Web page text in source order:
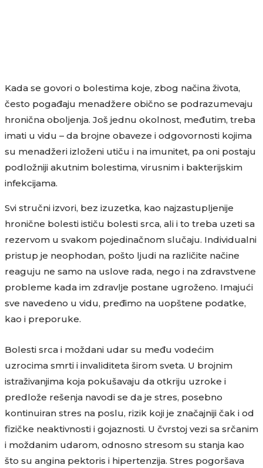
Kada se govori o bolestima koje, zbog načina života,
često pogađaju menadžere obično se podrazumevaju
hronična oboljenja. Još jednu okolnost, međutim, treba
imati u vidu – da brojne obaveze i odgovornosti kojima
su menadžeri izloženi utiču i na imunitet, pa oni postaju
podložniji akutnim bolestima, virusnim i bakterijskim
infekcijama.
Svi stručni izvori, bez izuzetka, kao najzastupljenije
hronične bolesti ističu bolesti srca, ali i to treba uzeti sa
rezervom u svakom pojedinačnom slučaju. Individualni
pristup je neophodan, pošto ljudi na različite načine
reaguju ne samo na uslove rada, nego i na zdravstvene
probleme kada im zdravlje postane ugroženo. Imajući
sve navedeno u vidu, pređimo na uopštene podatke,
kao i preporuke.
Bolesti srca i moždani udar su među vodećim
uzrocima smrti i invaliditeta širom sveta. U brojnim
istraživanjima koja pokušavaju da otkriju uzroke i
predlože rešenja navodi se da je stres, posebno
kontinuiran stres na poslu, rizik koji je značajniji čak i od
fizičke neaktivnosti i gojaznosti. U čvrstoj vezi sa srčanim
i moždanim udarom, odnosno stresom su stanja kao
što su angina pektoris i hipertenzija. Stres pogoršava